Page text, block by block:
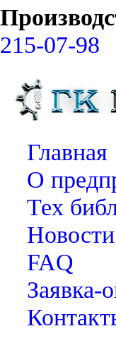
215-07-98
Главная
О
Тех
Новости
FAQ
Заявка-